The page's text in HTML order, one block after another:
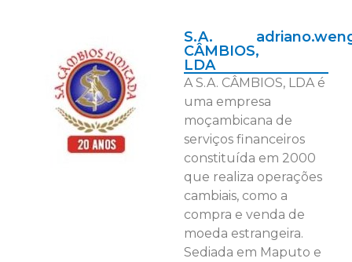
S.A.
CÂMBIOS,
LDA
A S.A. CÂMBIOS, LDA é
uma empresa
moçambicana de
serviços financeiros
constituída em 2000
que realiza operações
cambiais, como a
compra e venda de
moeda estrangeira.
Sediada em Maputo e